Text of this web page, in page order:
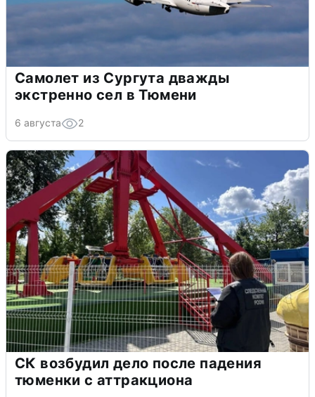
Самолет из Сургута дважды
экстренно сел в Тюмени
6 августа 2
СК возбудил дело после падения
тюменки с аттракциона